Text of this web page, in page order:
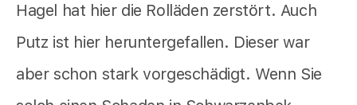
Hagel hat hier die Rolläden zerstört. Auch
Putz ist hier heruntergefallen. Dieser war
aber schon stark vorgeschädigt. Wenn Sie